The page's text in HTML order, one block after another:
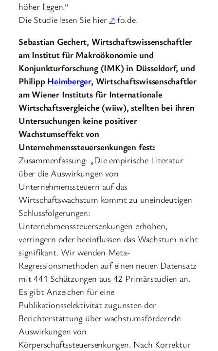
höher liegen.“
Die Studie lesen Sie hier ↗ifo.de.
Sebastian Gechert, Wirtschaftswissenschaftler
am Institut für Makroökonomie und
Konjunkturforschung (IMK) in Düsseldorf, und
Philipp Heimberger, Wirtschaftswissenschaftler
am Wiener Instituts für Internationale
Wirtschaftsvergleiche (wiiw), stellten bei ihren
Untersuchungen keine positiver
Wachstumseffekt von
Unternehmenssteuersenkungen fest:
Zusammenfassung: „Die empirische Literatur
über die Auswirkungen von
Unternehmenssteuern auf das
Wirtschaftswachstum kommt zu uneindeutigen
Schlussfolgerungen:
Unternehmenssteuersenkungen erhöhen,
verringern oder beeinflussen das Wachstum nicht
signifikant. Wir wenden Meta-
Regressionsmethoden auf einen neuen Datensatz
mit 441 Schätzungen aus 42 Primärstudien an.
Es gibt Anzeichen für eine
Publikationsselektivität zugunsten der
Berichterstattung über wachstumsfördernde
Auswirkungen von
Körperschaftssteuersenkungen. Nach Korrektur